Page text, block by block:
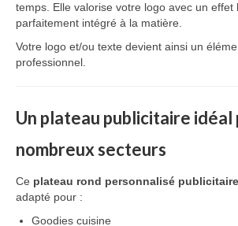
temps. Elle valorise votre logo avec un effet
parfaitement intégré à la matière.
Votre logo et/ou texte devient ainsi un
professionnel.
Un plateau publicitaire idéal
nombreux secteurs
Ce plateau rond personnalisé publicitaire
adapté pour :
Goodies cuisine